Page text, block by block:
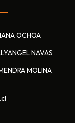
OCHOA
NAVAS
MOLINA